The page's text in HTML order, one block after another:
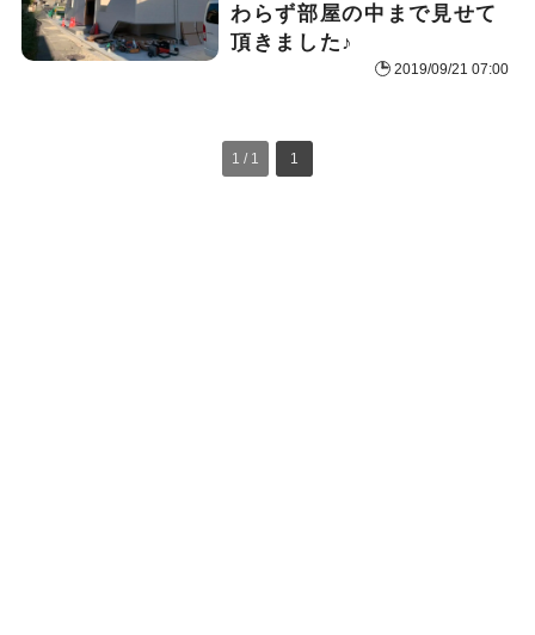
わらず部屋の中まで見せて
頂きました♪
2019/09/21 07:00
1 / 1 1